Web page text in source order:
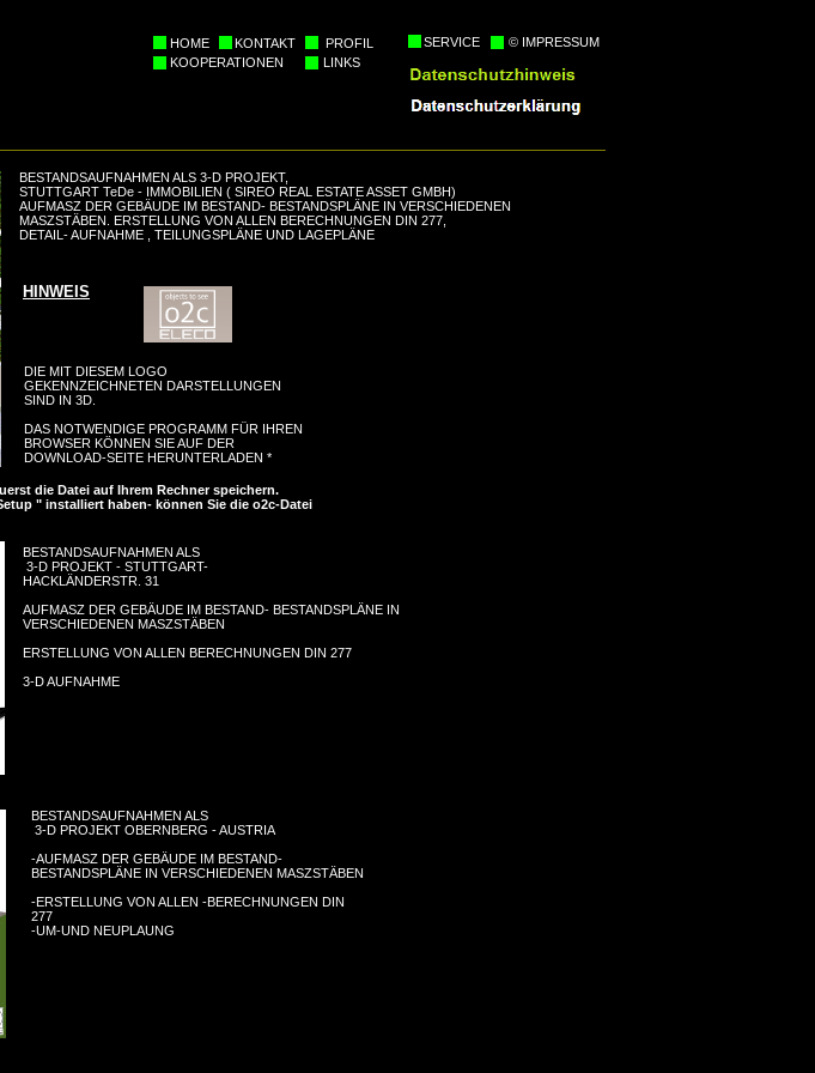
die Datei auf Ihrem Rechner speichern.
" installiert haben- können Sie die o2c-Datei
BESTANDSAUFNAHMEN ALS
3-D PROJEKT OBERNBERG - AUSTRIA
-AUFMASZ DER GEBÄUDE IM BESTAND-
BESTANDSPLÄNE IN VERSCHIEDENEN MASZSTÄBEN
-ERSTELLUNG VON ALLEN -BERECHNUNGEN DIN
277
-UM-UND NEUPLAUNG
BESTANDSAUFNAHMEN ALS
3-D PROJEKT - STUTTGART-
HACKLÄNDERSTR. 31
AUFMASZ DER GEBÄUDE IM BESTAND- BESTANDSPLÄNE IN
VERSCHIEDENEN MASZSTÄBEN
ERSTELLUNG VON ALLEN BERECHNUNGEN DIN 277
3-D AUFNAHME
BESTANDSAUFNAHMEN ALS 3-D PROJEKT,
STUTTGART TeDe - IMMOBILIEN ( SIREO REAL ESTATE ASSET GMBH)
AUFMASZ DER GEBÄUDE IM BESTAND- BESTANDSPLÄNE IN VERSCHIEDENEN
MASZSTÄBEN. ERSTELLUNG VON ALLEN BERECHNUNGEN DIN 277,
DETAIL- AUFNAHME , TEILUNGSPLÄNE UND LAGEPLÄNE
DIE MIT DIESEM LOGO
GEKENNZEICHNETEN DARSTELLUNGEN
SIND IN 3D.
DAS NOTWENDIGE PROGRAMM FÜR IHREN
BROWSER KÖNNEN SIE AUF DER
DOWNLOAD-SEITE HERUNTERLADEN *
HINWEIS
SERVICE
LINKS
KONTAKT
HOME
KOOPERATIONEN
PROFIL © IMPRESSUM